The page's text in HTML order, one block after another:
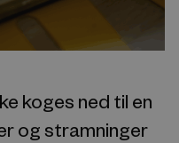
koges ned til en
og stramninger